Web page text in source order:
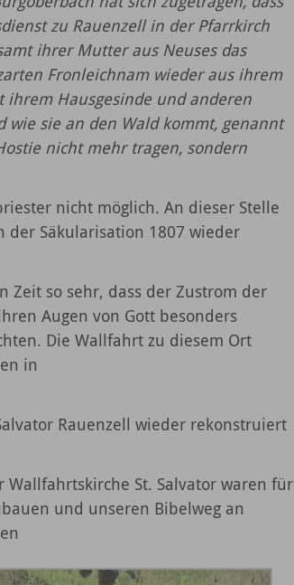
zu Rauenzell in der Pfarrkirch
ihrer Mutter aus Neuses das
Fronleichnam wieder aus ihrem
Hausgesinde und anderen
wie sie an den Wald kommt, genannt
nicht mehr tragen, sondern
nicht möglich. An dieser Stelle
der Säkularisation 1807 wieder
Zeit so sehr, dass der Zustrom der
Augen von Gott besonders
Die Wallfahrt zu diesem Ort
in
Rauenzell wieder rekonstruiert
St. Salvator waren für
und unseren Bibelweg an